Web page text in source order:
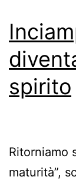
spirito
Ritorniamo
maturità”,